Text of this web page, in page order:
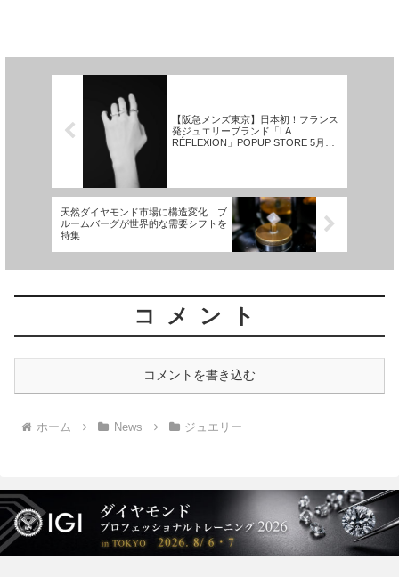
【阪急メンズ東京】日本初！フランス
発ジュエリーブランド「LA
RÉFLEXION」POPUP STORE 5月27
天然ダイヤモンド市場に構造変化 ブ
ルームバーグが世界的な需要シフトを
特集
コメント
コメントを書き込む
ホーム News ジュエリー